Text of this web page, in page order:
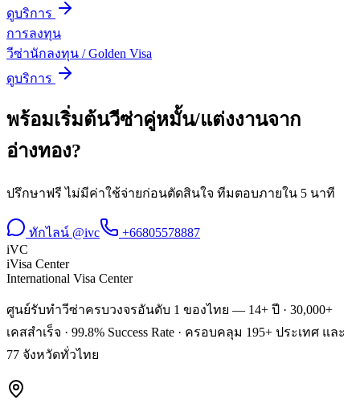
ดูบริการ
การลงทุน
วีซ่านักลงทุน / Golden Visa
ดูบริการ
พร้อมเริ่มต้นวีซ่าคู่หมั้น/แต่งงานจาก
อ่างทอง?
ปรึกษาฟรี ไม่มีค่าใช้จ่ายก่อนตัดสินใจ ทีมตอบภายใน 5 นาที
ทักไลน์ @ivc
+66805578887
iVC
iVisa Center
International Visa Center
ศูนย์รับทำวีซ่าครบวงจรอันดับ 1 ของไทย — 14+ ปี · 30,000+
เคสสำเร็จ · 99.8% Success Rate · ครอบคลุม 195+ ประเทศ และ
77 จังหวัดทั่วไทย